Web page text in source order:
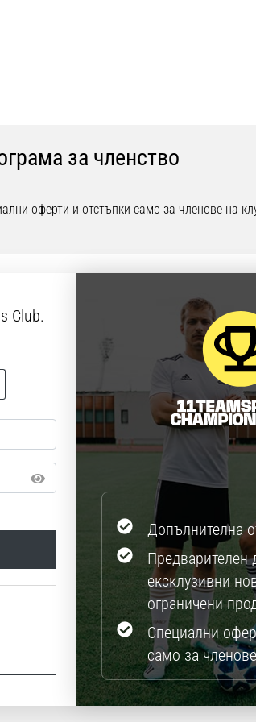
за членство
оферти и отстъпки само за членове на
Club.
Допълнителна
Предварителен
ексклузивни
ограничени
Специални
само за